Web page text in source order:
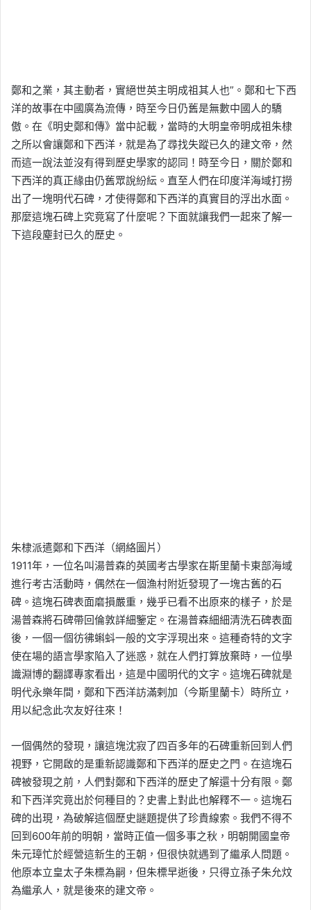
鄭和之業，其主動者，實絕世英主明成祖其人也”。鄭和七下西
洋的故事在中國廣為流傳，時至今日仍舊是無數中國人的驕
傲。在《明史鄭和傳》當中記載，當時的大明皇帝明成祖朱棣
之所以會讓鄭和下西洋，就是為了尋找失蹤已久的建文帝，然
而這一說法並沒有得到歷史學家的認同！時至今日，關於鄭和
下西洋的真正緣由仍舊眾說紛紜。直至人們在印度洋海域打撈
出了一塊明代石碑，才使得鄭和下西洋的真實目的浮出水面。
那麼這塊石碑上究竟寫了什麼呢？下面就讓我們一起來了解一
下這段塵封已久的歷史。
朱棣派遣鄭和下西洋（網絡圖片）
1911年，一位名叫湯普森的英國考古學家在斯里蘭卡東部海域
進行考古活動時，偶然在一個漁村附近發現了一塊古舊的石
碑。這塊石碑表面磨損嚴重，幾乎已看不出原來的樣子，於是
湯普森將石碑帶回倫敦詳細鑒定。在湯普森細細清洗石碑表面
後，一個一個彷彿蝌蚪一般的文字浮現出來。這種奇特的文字
使在場的語言學家陷入了迷惑，就在人們打算放棄時，一位學
識淵博的翻譯專家看出，這是中國明代的文字。這塊石碑就是
明代永樂年間，鄭和下西洋訪滿剌加（今斯里蘭卡）時所立，
用以紀念此次友好往來！
一個偶然的發現，讓這塊沈寂了四百多年的石碑重新回到人們
視野，它開啟的是重新認識鄭和下西洋的歷史之門。在這塊石
碑被發現之前，人們對鄭和下西洋的歷史了解還十分有限。鄭
和下西洋究竟出於何種目的？史書上對此也解釋不一。這塊石
碑的出現，為破解這個歷史謎題提供了珍貴線索。我們不得不
回到600年前的明朝，當時正值一個多事之秋，明朝開國皇帝
朱元璋忙於經營這新生的王朝，但很快就遇到了繼承人問題。
他原本立皇太子朱標為嗣，但朱標早逝後，只得立孫子朱允炆
為繼承人，就是後來的建文帝。